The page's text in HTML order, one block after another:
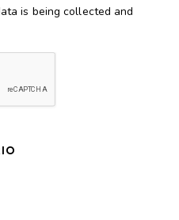
is being collected and